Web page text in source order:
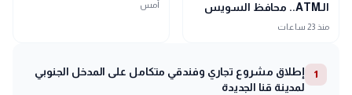
الـATM.. محافظ السويس
يتدخل لإنصاف مسن
منذ 23 ساعات
توفيت بشكل مفاجئ في ليلة
أمس
1
إطلاق مشروع تجاري وفندقي متكامل على المدخل الجنوبي
لمدينة قنا الجديدة